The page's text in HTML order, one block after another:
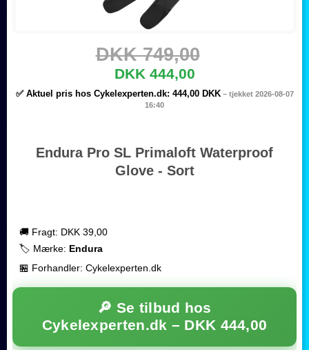
DKK 749,00
DKK 444,00
✅ Aktuel pris hos Cykelexperten.dk: 444,00 DKK– tjekket 2026-08-07
16:40
Endura Pro SL Primaloft Waterproof
Glove - Sort
🚚 Fragt: DKK 39,00
🏷️ Mærke: Endura
🏪 Forhandler: Cykelexperten.dk
🔎 Se tilbud hos
Cykelexperten.dk – DKK 444,00